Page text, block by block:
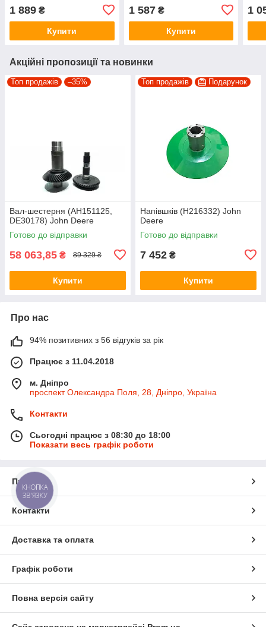
1 889 ₴
Купити
84057307, 87605593,
455805)
1 587₴
Купити
1
Акційні пропозиції та новинки
Топ продажів –35%
Вал-шестерня (AH151125,
DE30178) John Deere
Готово до відправки
58 063,85 ₴ 89 329 ₴
Купити
Топ продажів Подарунок
Напівшків (H216332) John
Deere
Готово до відправки
7 452 ₴
Купити
Про нас
94% позитивних з 56 відгуків за рік
Працює з 11.04.2018
м. Дніпро
проспект Олександра Поля, 28, Дніпро, Україна
Контакти
Сьогодні працює з 08:30 до 18:00
Показати весь графік роботи
Про нас
Контакти
Доставка та оплата
Графік роботи
Повна версія сайту
КНОПКА
ЗВ'ЯЗКУ